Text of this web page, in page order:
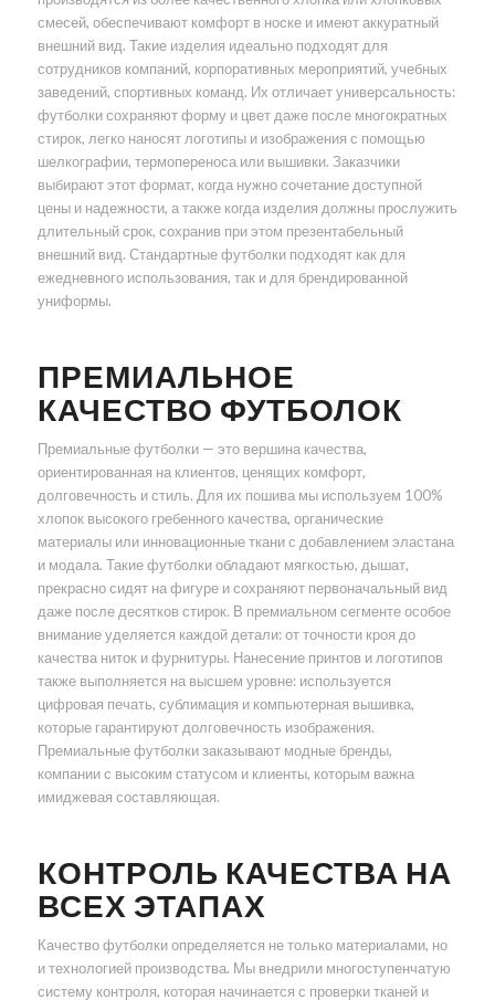
смесей, обеспечивают комфорт в носке и имеют аккуратный
внешний вид. Такие изделия идеально подходят для
сотрудников компаний, корпоративных мероприятий, учебных
заведений, спортивных команд. Их отличает универсальность:
футболки сохраняют форму и цвет даже после многократных
стирок, легко наносят логотипы и изображения с помощью
шелкографии, термопереноса или вышивки. Заказчики
выбирают этот формат, когда нужно сочетание доступной
цены и надежности, а также когда изделия должны прослужить
длительный срок, сохранив при этом презентабельный
внешний вид. Стандартные футболки подходят как для
ежедневного использования, так и для брендированной
униформы.
ПРЕМИАЛЬНОЕ
КАЧЕСТВО ФУТБОЛОК
Премиальные футболки — это вершина качества,
ориентированная на клиентов, ценящих комфорт,
долговечность и стиль. Для их пошива мы используем 100%
хлопок высокого гребенного качества, органические
материалы или инновационные ткани с добавлением эластана
и модала. Такие футболки обладают мягкостью, дышат,
прекрасно сидят на фигуре и сохраняют первоначальный вид
даже после десятков стирок. В премиальном сегменте особое
внимание уделяется каждой детали: от точности кроя до
качества ниток и фурнитуры. Нанесение принтов и логотипов
также выполняется на высшем уровне: используется
цифровая печать, сублимация и компьютерная вышивка,
которые гарантируют долговечность изображения.
Премиальные футболки заказывают модные бренды,
компании с высоким статусом и клиенты, которым важна
имиджевая составляющая.
КОНТРОЛЬ КАЧЕСТВА НА
ВСЕХ ЭТАПАХ
Качество футболки определяется не только материалами, но
и технологией производства. Мы внедрили многоступенчатую
систему контроля, которая начинается с проверки тканей и